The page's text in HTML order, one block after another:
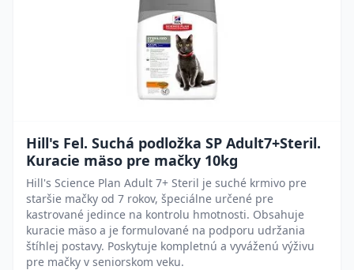
Hill's Fel. Suchá podložka SP Adult7+Steril.
Kuracie mäso pre mačky 10kg
Hill's Science Plan Adult 7+ Steril je suché krmivo pre
staršie mačky od 7 rokov, špeciálne určené pre
kastrované jedince na kontrolu hmotnosti. Obsahuje
kuracie mäso a je formulované na podporu udržania
štíhlej postavy. Poskytuje kompletnú a vyváženú výživu
pre mačky v seniorskom veku.